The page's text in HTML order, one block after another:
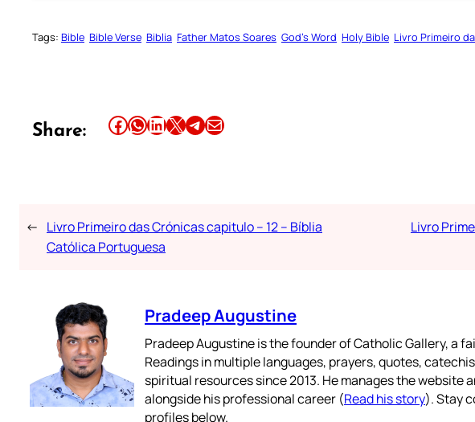
Tags: Bible Bible Verse Biblia Father Matos Soares God’s Word Holy Bible Livro Primeiro
Share: Share this article on Facebook Share this article on WhatsApp Share this article on LinkedIn Share this article on X Share this article on TelegramEmail this Article
← Livro Primeiro das Crónicas capitulo – 12 – Bíblia
Católica Portuguesa
Livro
Pradeep Augustine
Pradeep Augustine is the founder of Catholic Gallery, a
Readings in multiple languages, prayers, quotes,
spiritual resources since 2013. He manages the website
alongside his professional career (Read his story). Stay
profiles below.